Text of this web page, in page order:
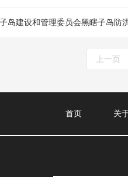
岛建设和管理委员会黑瞎子岛防
上一页
首页 关